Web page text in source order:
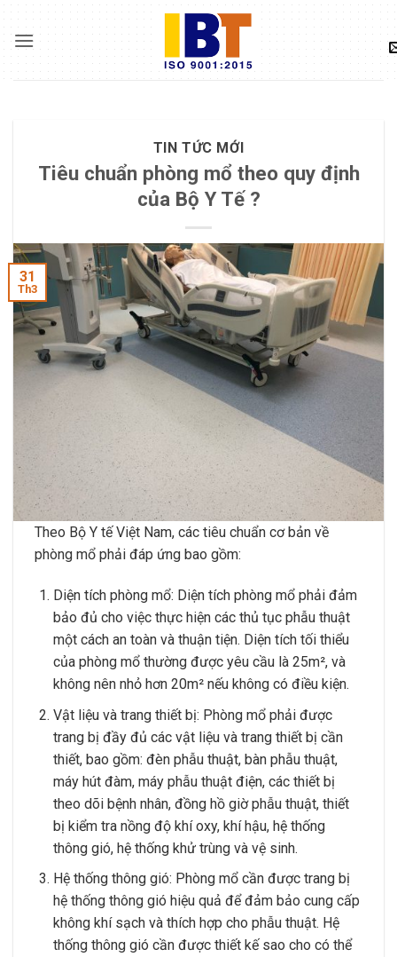
Skip
to
content
TIN TỨC MỚI
Tiêu chuẩn phòng mổ theo quy định
của Bộ Y Tế ?
31
Th3
Theo Bộ Y tế Việt Nam, các tiêu chuẩn cơ bản về
phòng mổ phải đáp ứng bao gồm:
Diện tích phòng mổ: Diện tích phòng mổ phải đảm
bảo đủ cho việc thực hiện các thủ tục phẫu thuật
một cách an toàn và thuận tiện. Diện tích tối thiểu
của phòng mổ thường được yêu cầu là 25m², và
không nên nhỏ hơn 20m² nếu không có điều kiện.
Vật liệu và trang thiết bị: Phòng mổ phải được
trang bị đầy đủ các vật liệu và trang thiết bị cần
thiết, bao gồm: đèn phẫu thuật, bàn phẫu thuật,
máy hút đàm, máy phẫu thuật điện, các thiết bị
theo dõi bệnh nhân, đồng hồ giờ phẫu thuật, thiết
bị kiểm tra nồng độ khí oxy, khí hậu, hệ thống
thông gió, hệ thống khử trùng và vệ sinh.
Hệ thống thông gió: Phòng mổ cần được trang bị
hệ thống thông gió hiệu quả để đảm bảo cung cấp
không khí sạch và thích hợp cho phẫu thuật. Hệ
thống thông gió cần được thiết kế sao cho có thể